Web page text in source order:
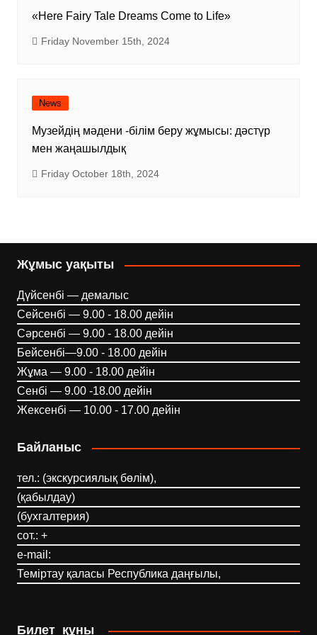
«Here Fairy Tale Dreams Come to Life»
Friday November 15th, 2024
News
Музейдің мәдени -білім беру жұмысы: дәстүр
мен жаңашылдық
Friday October 18th, 2024
Жұмыс уақыты
Дүйсенбі — демалыс
Сейсенбі — 9.00 - 18.00 дейін
Сәрсенбі — 9.00 - 18.00 дейін
Бейсенбі—9.00 - 18.00 дейін
Жұма — 9.00 - 18.00 дейін
Сенбі — 9.00 -18.00 дейін
Жексенбі — 10.00 - 17.00 дейін
Байланыс
тел.: (экскурсиялық бөлім),
(қабылдау)
(бухгалтерия)
сот.: +
e-mail:
Теміртау қаласы Республика даңғылы,
Билет құны